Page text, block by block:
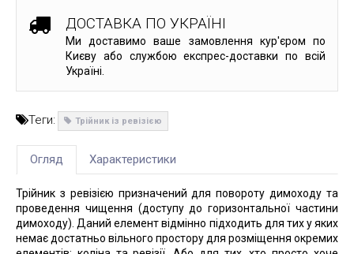
ДОСТАВКА ПО УКРАЇНІ
Ми доставимо ваше замовлення кур'єром по
Києву або службою експрес-доставки по всій
Україні.
Теги: Трійник із ревізією
Огляд Характеристики
Трійник з ревізією призначений для повороту димоходу та
проведення чищення (доступу до горизонтальної частини
димоходу). Даний елемент відмінно підходить для тих у яких
немає достатньо вільного простору для розміщення окремих